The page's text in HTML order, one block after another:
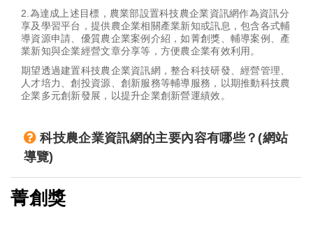
2.為達成上述目標，農業部設置科技農企業資訊網作為資訊分
享及學習平台，提供農企業相關產業新知或訊息，包含各式輔
導資源申請、優質農企業案例介紹，如菁創獎、輔導案例、產
業新知與企業經營文章分享等，方便農企業有效利用。
期望透過建置科技農企業資訊網，整合科技研發、經營管理、
人才培力、創投資源、創新服務等輔導服務，以期推動科技農
企業多元創新發展，以提升企業創新營運績效。
科技農企業資訊網的主要內容有哪些？(網站
導覽)
菁創獎